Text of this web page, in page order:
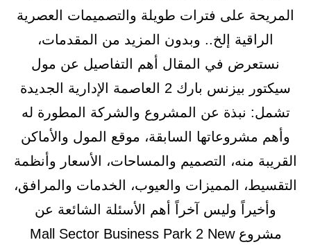
المريحة على فترات طويلة والتصميمات العصرية
الراقية إلخ.. وبدون المزيد من المقدمات،
نستعرض في المقال أهم التفاصيل عن مول
سيكتور بيزنس بارك 2 العاصمة الإدارية الجديدة
تشمل: نبذة عن المشروع والشركة المطورة له
وأهم مشروعاتها السابقة، موقع المول والأماكن
القريبة منه، التصميم والمساحات، الأسعار وأنظمة
التقسيط، المميزات والعيوب، الخدمات والمرافق،
وأخيراً وليس آخراً أهم الأسئلة الشائعة عن
مشروع Mall Sector Business Park 2 New